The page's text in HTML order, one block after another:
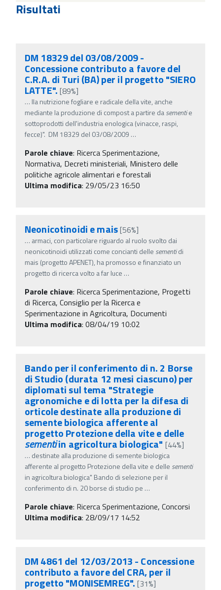
Risultati
DM 18329 del 03/08/2009 -
Concessione contributo a favore del
C.R.A. di Turi (BA) per il progetto "SIERO
LATTE".[89%]
… lla nutrizione fogliare e radicale della vite, anche
mediante la produzione di compost a partire dasementie
sottoprodotti dell'industria enologica (vinacce, raspi,
fecce)". DM 18329 del 03/08/2009 …
Parole chiave: Ricerca Sperimentazione,
Normativa, Decreti ministeriali, Ministero delle
politiche agricole alimentari e forestali
Ultima modifica: 29/05/23 16:50
Neonicotinoidi e mais[56%]
… armaci, con particolare riguardo al ruolo svolto dai
neonicotinoidi utilizzati come concianti delle sementidi
mais (progetto APENET), ha promosso e finanziato un
progetto di ricerca volto a far luce …
Parole chiave: Ricerca Sperimentazione, Progetti
di Ricerca, Consiglio per la Ricerca e
Sperimentazione in Agricoltura, Documenti
Ultima modifica: 08/04/19 10:02
Bando per il conferimento di n. 2 Borse
di Studio (durata 12 mesi ciascuno) per
diplomati sul tema "Strategie
agronomiche e di lotta per la difesa di
orticole destinate alla produzione di
semente biologica afferente al
progetto Protezione della vite e delle
sementiin agricoltura biologica" [44%]
… destinate alla produzione di semente biologica
afferente al progetto Protezione della vite e delle sementi
in agricoltura biologica" Bando di selezione per il
conferimento di n. 20 borse di studio pe …
Parole chiave: Ricerca Sperimentazione, Concorsi
Ultima modifica: 28/09/17 14:52
DM 4861 del 12/03/2013 - Concessione
contributo a favore del CRA, per il
progetto "MONISEMREG". [31%]